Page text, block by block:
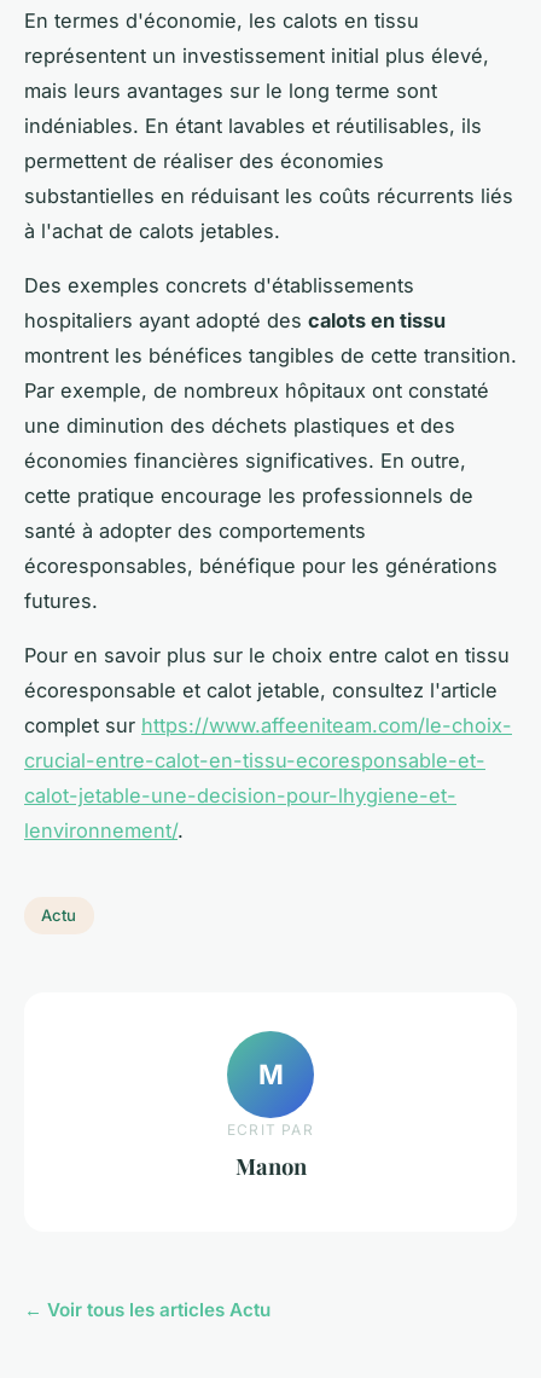
En termes d'économie, les calots en tissu
représentent un investissement initial plus élevé,
mais leurs avantages sur le long terme sont
indéniables. En étant lavables et réutilisables, ils
permettent de réaliser des économies
substantielles en réduisant les coûts récurrents liés
à l'achat de calots jetables.
Des exemples concrets d'établissements
hospitaliers ayant adopté des calots en tissu
montrent les bénéfices tangibles de cette transition.
Par exemple, de nombreux hôpitaux ont constaté
une diminution des déchets plastiques et des
économies financières significatives. En outre,
cette pratique encourage les professionnels de
santé à adopter des comportements
écoresponsables, bénéfique pour les générations
futures.
Pour en savoir plus sur le choix entre calot en tissu
écoresponsable et calot jetable, consultez l'article
complet sur https://www.affeeniteam.com/le-choix-
crucial-entre-calot-en-tissu-ecoresponsable-et-
calot-jetable-une-decision-pour-lhygiene-et-
lenvironnement/.
Actu
M
ECRIT PAR
Manon
← Voir tous les articles Actu